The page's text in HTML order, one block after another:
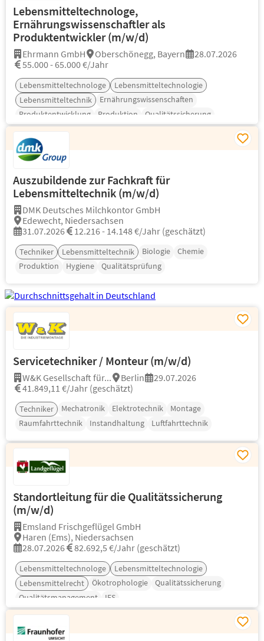
Lebensmitteltechnologe,
Ernährungswissenschaftler als
Produktentwickler (m/w/d)
Ehrmann GmbH Oberschönegg, Bayern
28.07.2026
55.000 - 65.000 €/Jahr
Lebensmitteltechnologe
Lebensmitteltechnologie
Lebensmitteltechnik
Ernährungswissenschaften
Produktentwicklung
Produktion Qualitätssicherung
Auszubildende zur Fachkraft für
Lebensmitteltechnik (m/w/d)
DMK Deutsches Milchkontor GmbH
Edewecht, Niedersachsen
31.07.2026
12.216 - 14.148 €/Jahr (geschätzt)
Techniker Lebensmitteltechnik Biologie
Chemie
Produktion
Hygiene Qualitätsprüfung
Servicetechniker / Monteur (m/w/d)
W&K Gesellschaft für... Berlin
29.07.2026
41.849,11 €/Jahr (geschätzt)
Techniker Mechatronik Elektrotechnik
Montage
Raumfahrttechnik
Instandhaltung Luftfahrttechnik
Standortleitung für die Qualitätssicherung
(m/w/d)
Emsland Frischgeflügel GmbH
Haren (Ems), Niedersachsen
28.07.2026
82.692,5 €/Jahr (geschätzt)
Lebensmitteltechnologe
Lebensmitteltechnologie
Lebensmittelrecht
Ökotrophologie
Qualitätssicherung
Qualitätsmanagement
IFS